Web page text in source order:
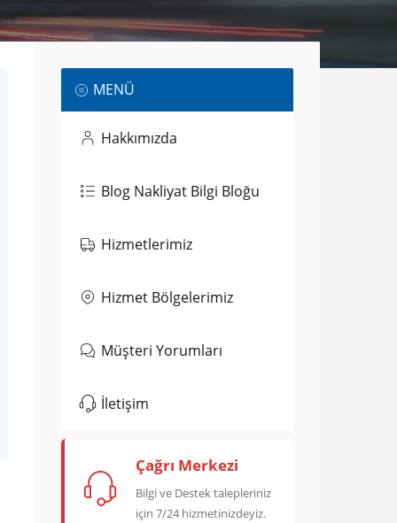
MENÜ
Hakkımızda
Blog Nakliyat Bilgi Bloğu
Hizmetlerimiz
Hizmet Bölgelerimiz
Müşteri Yorumları
İletişim
Çağrı Merkezi
Bilgi ve Destek talepleriniz
için 7/24 hizmetinizdeyiz.